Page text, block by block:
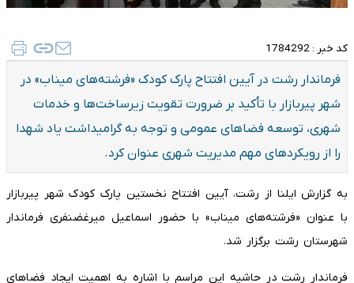
کد خبر : 1784292
فرماندار رشت در آیین افتتاح پارک کودک «فرشته‌های میناب» در
شهر پیربازار با تأکید بر ضرورت تقویت زیرساخت‌ها و خدمات
شهری، توسعه فضاهای عمومی و توجه به گرامیداشت یاد شهدا
را از رویکردهای مهم مدیریت شهری عنوان کرد.
به گزارش ایلنا از رشت، آیین افتتاح نخستین پارک کودک شهر پیربازار
با عنوان «فرشته‌های میناب» با حضور اسماعیل میرغضنفری فرماندار
شهرستان رشت برگزار شد.
فرماندار رشت در حاشیه این مراسم با اشاره به اهمیت ایجاد فضاهای